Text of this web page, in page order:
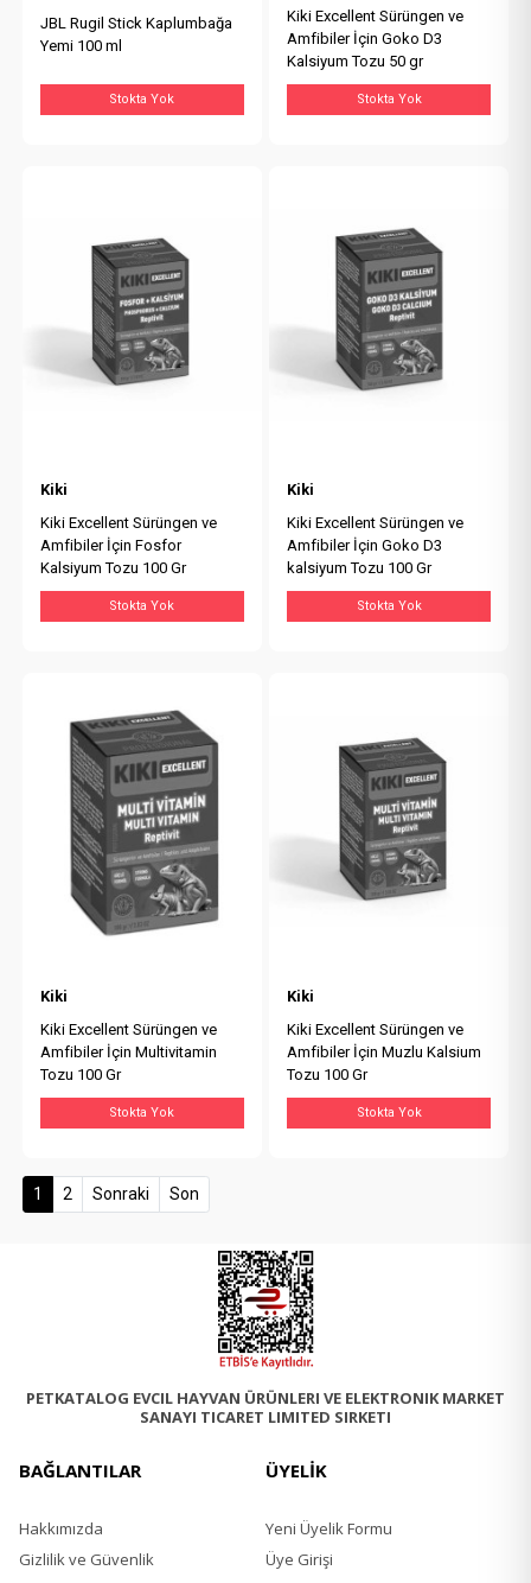
JBL Rugil Stick Kaplumbağa
Yemi 100 ml
Stokta Yok
Kiki Excellent Sürüngen ve
Amfibiler İçin Goko D3
Kalsiyum Tozu 50 gr
Stokta Yok
Kiki
Kiki Excellent Sürüngen ve
Amfibiler İçin Fosfor
Kalsiyum Tozu 100 Gr
Stokta Yok
Kiki
Kiki Excellent Sürüngen ve
Amfibiler İçin Goko D3
kalsiyum Tozu 100 Gr
Stokta Yok
Kiki
Kiki Excellent Sürüngen ve
Amfibiler İçin Multivitamin
Tozu 100 Gr
Stokta Yok
Kiki
Kiki Excellent Sürüngen ve
Amfibiler İçin Muzlu Kalsium
Tozu 100 Gr
Stokta Yok
1 (current)
2 Sonraki Son
PETKATALOG EVCIL HAYVAN ÜRÜNLERI VE ELEKTRONIK MARKET
SANAYI TICARET LIMITED SIRKETI
BAĞLANTILAR
Hakkımızda
Gizlilik ve Güvenlik
ÜYELİK
Yeni Üyelik Formu
Üye Girişi